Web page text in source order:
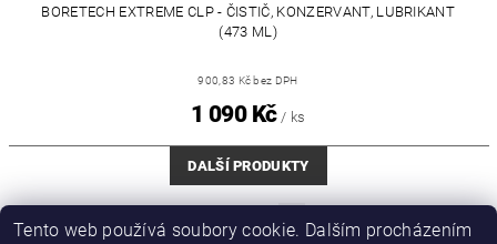
BORETECH EXTREME CLP - ČISTIČ, KONZERVANT, LUBRIKANT
(473 ML)
900,83 Kč bez DPH
1 090 Kč / ks
DALŠÍ PRODUKTY
Tento web používá soubory cookie. Dalším procházením